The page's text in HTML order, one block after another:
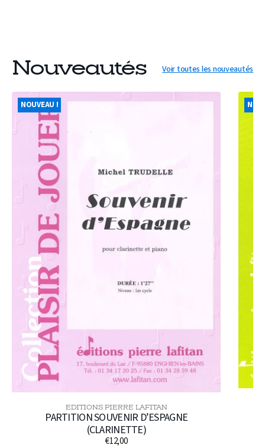
Nouveautés Voir toutes les nouveautés
PARTITION
SOUVENIR
D’ESPAGNE
(CLARINETTE)
NOUVEAU !
Distributeur :
EDITIONS PIERRE LAFITAN
PARTITION SOUVENIR D’ESPAGNE
(CLARINETTE)
Prix
€12,00
DES
(COR)